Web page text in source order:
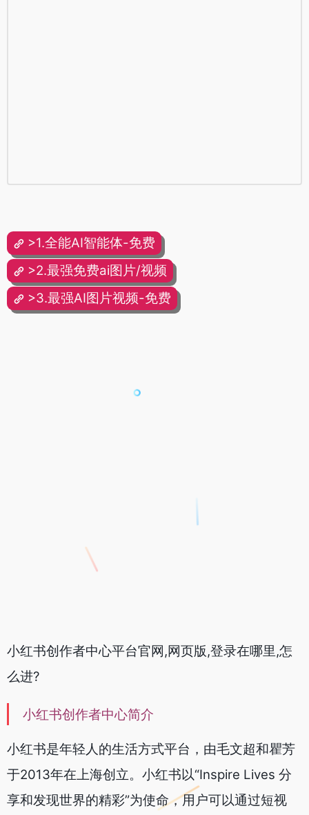
>1.全能AI智能体-免费
>2.最强免费ai图片/视频
>3.最强AI图片视频-免费
小红书创作者中心平台官网,网页版,登录在哪里,怎
么进?
小红书创作者中心简介
小红书是年轻人的生活方式平台，由毛文超和瞿芳
于2013年在上海创立。小红书以“Inspire Lives 分
享和发现世界的精彩”为使命，用户可以通过短视